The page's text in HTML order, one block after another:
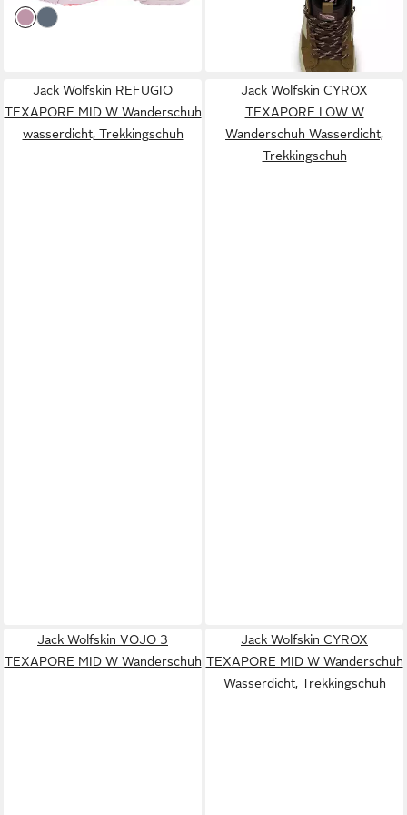
+1
Jack Wolfskin REFUGIO
TEXAPORE MID W Wanderschuh
wasserdicht, Trekkingschuh
Jack Wolfskin CYROX
TEXAPORE LOW W
Wanderschuh Wasserdicht,
Trekkingschuh
Jack Wolfskin VOJO 3
TEXAPORE MID W Wanderschuh
Jack Wolfskin CYROX
TEXAPORE MID W Wanderschuh
Wasserdicht, Trekkingschuh